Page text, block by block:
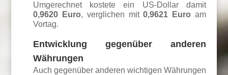
Umgerechnet kostete ein US-Dollar damit
0,9620 Euro, verglichen mit0,9621 Euro am
Vortag.
Entwicklung gegenüber anderen
Währungen
Auch gegenüber anderen wichtigen Währungen